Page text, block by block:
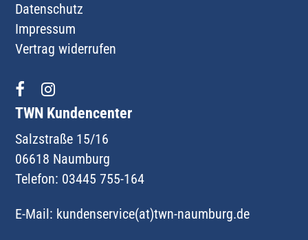
Datenschutz
Impressum
Vertrag widerrufen
TWN Kundencenter
Salzstraße 15/16
06618 Naumburg
Telefon: 03445 755-164
E-Mail: kundenservice(at)twn-naumburg.de